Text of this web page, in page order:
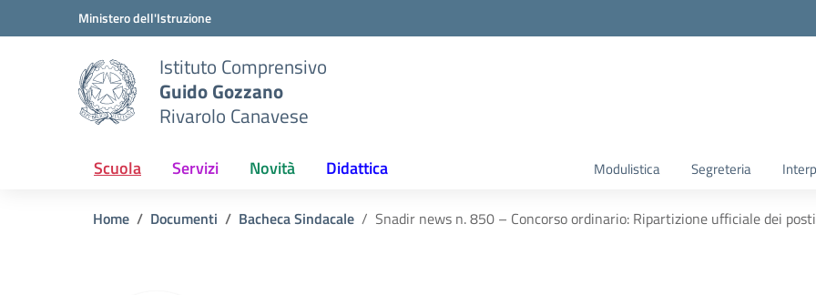
Vai ai contenuti
Vai al menu di navigazione
Ministero dell'Istruzione
Istituto Comprensivo
Guido Gozzano
Rivarolo Canavese
Scuola Servizi Novità Didattica Modulistica Segreteria
Home Documenti Bacheca Sindacale Snadir news n. 850 – Concorso ordinario: Ripartizione ufficiale dei